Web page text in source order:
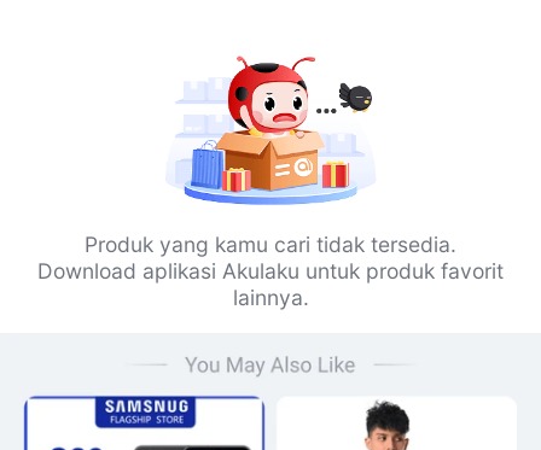
Produk yang kamu cari tidak tersedia.
Download aplikasi Akulaku untuk produk favorit
lainnya.